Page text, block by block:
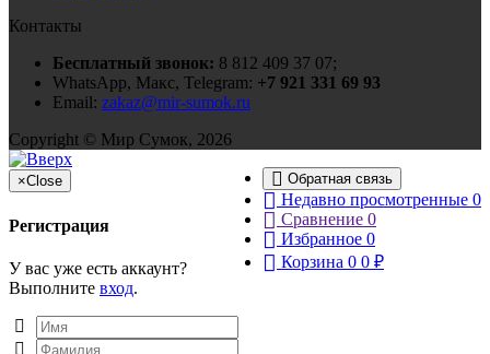
Контакты
Бесплатный звонок: 8 812 409 37 07;
WhatsApp, Макс, Telegram: +7 921 331 69 93
Email: zakaz@mir-sumok.ru
Copyright © Мир Сумок, 2026
Обратная связь
Недавно просмотренные 0
Сравнение 0
Избранное 0
Корзина 0 0 ₽
×Close
Регистрация
У вас уже есть аккаунт?
Выполните вход.